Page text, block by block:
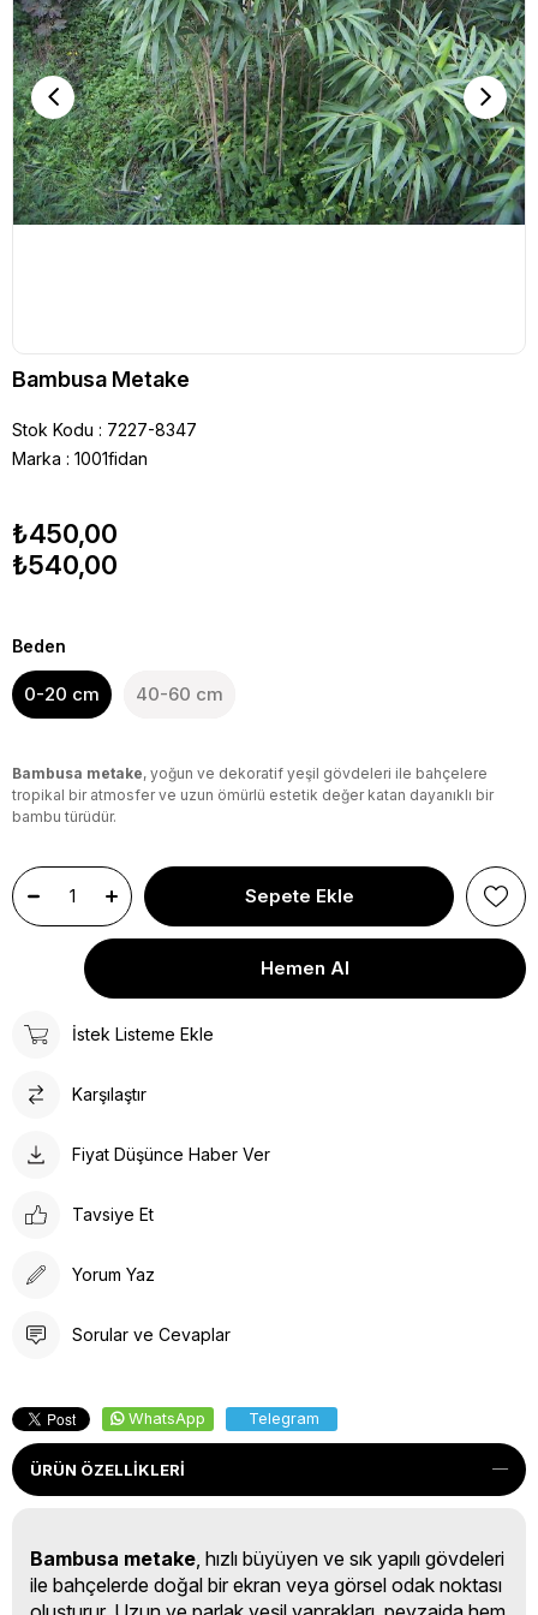
Bambusa Metake
Stok Kodu
7227-8347
Marka : 1001fidan
₺450,00
₺540,00
Beden
0-20 cm 40-60 cm
Bambusa metake, yoğun ve dekoratif yeşil gövdeleri ile bahçelere
tropikal bir atmosfer ve uzun ömürlü estetik değer katan dayanıklı bir
bambu türüdür.
İstek Listeme Ekle
Karşılaştır
Fiyat Düşünce Haber Ver
Tavsiye Et
Yorum Yaz
Sorular ve Cevaplar
WhatsApp Telegram
ÜRÜN ÖZELLIKLERI
Bambusa metake , hızlı büyüyen ve sık yapılı gövdeleri
ile bahçelerde doğal bir ekran veya görsel odak noktası